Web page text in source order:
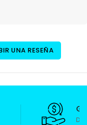
UNA RESEÑA